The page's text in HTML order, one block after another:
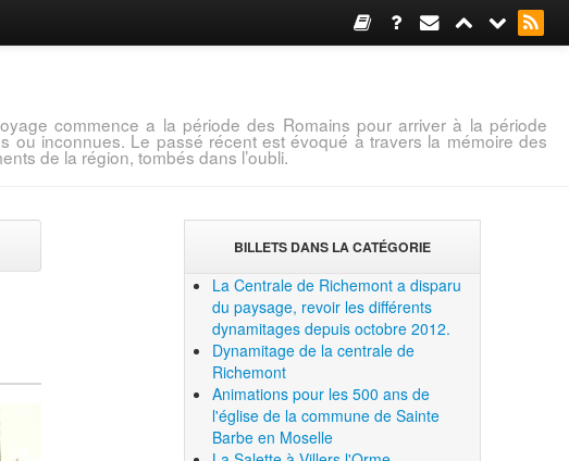
commence a la période des Romains pour arriver à la période
ou inconnues. Le passé récent est évoqué à travers la mémoire des
de la région, tombés dans l’oubli.
BILLETS DANS LA CATÉGORIE
La Centrale de Richemont a disparu
du paysage, revoir les différents
dynamitages depuis octobre 2012.
Dynamitage de la centrale de
Richemont
Animations pour les 500 ans de
l'église de la commune de Sainte
Barbe en Moselle